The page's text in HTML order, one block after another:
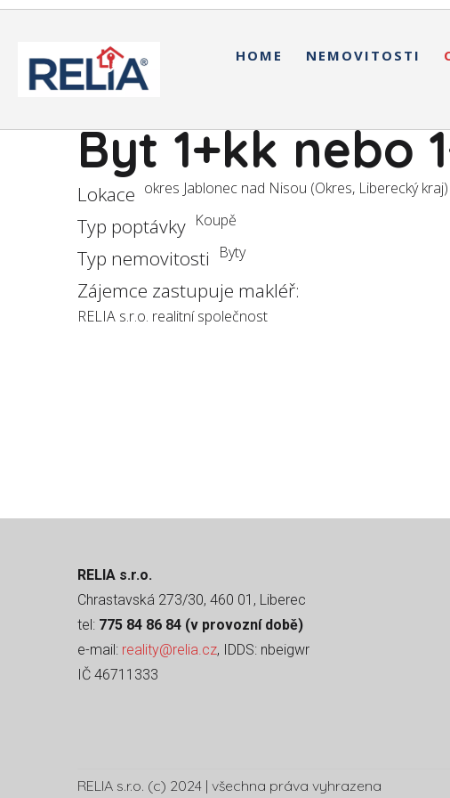
HOME NEMOVITOSTI
Byt 1+kk nebo
Lokace okres Jablonec nad Nisou (Okres, Liberecký kraj)
Typ poptávky Koupě
Typ nemovitosti Byty
Zájemce zastupuje makléř:
RELIA s.r.o. realitní společnost
RELIA s.r.o.
Chrastavská 273/30, 460 01, Liberec
tel: 775 84 86 84 (v provozní době)
e-mail: reality@relia.cz, IDDS: nbeigwr
IČ 46711333
RELIA s.r.o. (c) 2024 | všechna práva vyhrazena